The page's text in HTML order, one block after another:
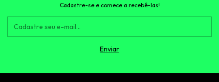
Cadastre-se e comece a recebê-las!